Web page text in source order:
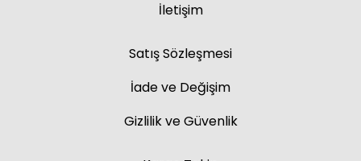
İletişim
Satış Sözleşmesi
İade ve Değişim
Gizlilik ve Güvenlik